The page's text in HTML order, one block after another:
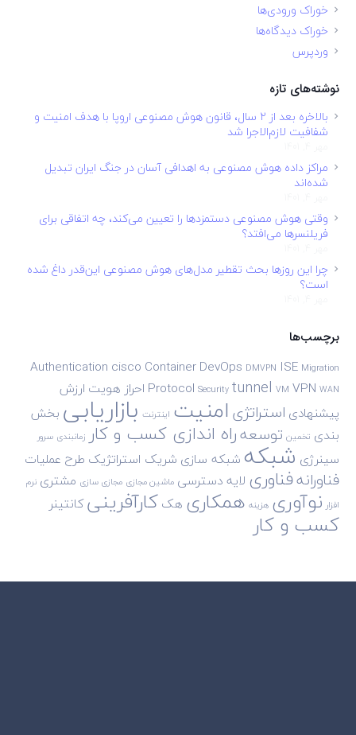
خوراک ورودی‌ها
خوراک دیدگاه‌ها
وردپرس
نوشته‌های تازه
بالاخره بعد از ۲ سال، قانون هوش مصنوعی اروپا با هدف امنیت و
شفافیت لازم‌الاجرا شد
مراکز داده هوش مصنوعی به اهدافی آسان در جنگ ایران تبدیل
شده‌اند
وقتی هوش مصنوعی دستمزدها را تعیین می‌کند، چه اتفاقی برای
فریلنسرها می‌افتد؟
چرا این روزها بحث تقطیر مدل‌های هوش مصنوعی این‌قدر داغ شده
است؟
برچسب‌ها
Authentication cisco ContainerDevOps DMVPN ISE Migration
Protocol Security tunnel VM VPN WAN احراز هویت ارزش
پیشنهادی استراتژی امنیت اینترنت بازاریابیبخش
بندی تخمین توسعهراه اندازی کسب و کار زمانبندی سرور
سینرژی شبکه شبکه سازی شریک استراتژیک طرح عملیات
فناورانهفناوری لایه دسترسی ماشین مجازی مجازی سازی مشتری نرم
افزار نوآوری هزینه همکاری هککارآفرینیکانتینر
کسب و کار